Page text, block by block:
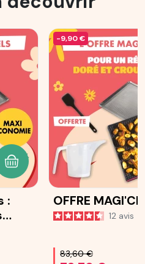
:
AJOUTER AU PANIER
-9,90 €
OFFRE
12 avis
83,60 €